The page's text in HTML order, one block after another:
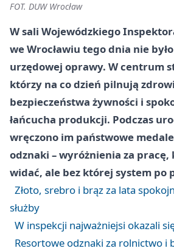
FOT. DUW Wrocław
W sali Wojewódzkiego
we Wrocławiu tego dnia nie
urzędowej oprawy. W centrum
którzy na co dzień pilnują
bezpieczeństwa żywności i
łańcucha produkcji. Podczas
wręczono im państwowe
odznaki – wyróżnienia za
widać, ale bez której system po
Złoto, srebro i brąz za lata
służby
W inspekcji najważniejsi okazali
Resortowe odznaki za rolnictwo i